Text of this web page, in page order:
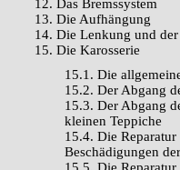
12. Das Bremssystem
13. Die Aufhängung
14. Die Lenkung und
15. Die Karosserie
15.1. Die
15.2. Der Abgang
15.3. Der Abgang
kleinen Teppiche
15.4. Die
Beschädigungen